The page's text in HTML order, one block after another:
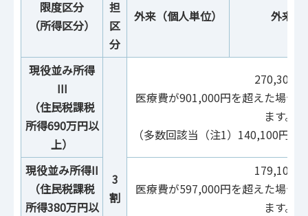
限度区分
（所得区分）
担
区
分
外来（個人単位） 外来＋
現役並み所得
III
（住民税課税
所得690万円以
上）
3
割
270,300円
医療費が901,000円を超えた場合
ます。
（多数回該当（注1）140,100円
現役並み所得II
（住民税課税
所得380万円以
179,100円
医療費が597,000円を超えた場合
ます。